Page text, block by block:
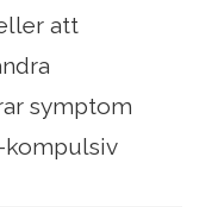
att
symptom
kompulsiv